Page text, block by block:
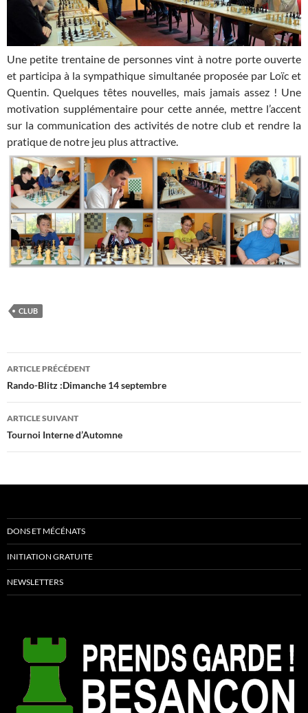
Une petite trentaine de personnes vint à notre porte ouverte
et participa à la sympathique simultanée proposée par Loïc et
Quentin. Quelques têtes nouvelles, mais jamais assez ! Une
motivation supplémentaire pour cette année, mettre l’accent
sur la communication des activités de notre club et rendre la
pratique de notre jeu plus attractive.
CLUB
Navigation
des
articles
ARTICLE PRÉCÉDENT
Rando-Blitz :Dimanche 14 septembre
ARTICLE SUIVANT
Tournoi Interne d’Automne
DONS ET MÉCÉNATS
INITIATION GRATUITE
NEWSLETTERS